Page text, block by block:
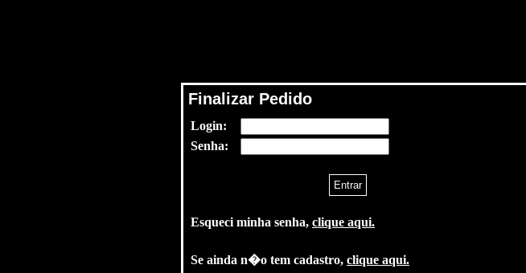
Finalizar Pedido
Login:
Senha:
Esqueci minha senha, clique aqui.
Se ainda n�o tem cadastro, clique aqui.